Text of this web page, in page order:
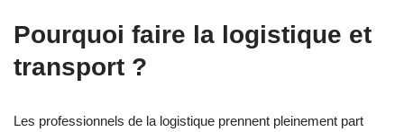
Pourquoi faire la logistique et
transport ?
Les professionnels de la logistique prennent pleinement part